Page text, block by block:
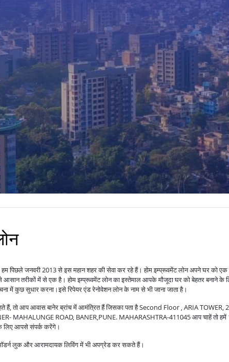
हम पिछले जनवरी 2013 से इस महान शहर की सेवा कर रहे हैं।होम इम्प्रूवमेंट लोन अपने घर को
आसान तरीकों में से एक है।होम इम्प्रूवमेंट लोन का इस्तेमाल आपके मौजूदा घर को बेहतर बनाने के
में कुछ सुधार करना।इसे रिपेयर एंड रेनोवेशन लोन के नाम से भी जाना जाता है।
हैं, तो आप आवास बानेर ब्रांच में आमंत्रित हैं जिसका पता है Second Floor , ARIA TOWER,
MAHALUNGE ROAD, BANER,PUNE. MAHARASHTRA-411045 आप चाहें तो
लिए आपसे संपर्क करेंगे।
लुक और आरामदायक लिविंग में भी अपग्रेड कर सकते हैं।